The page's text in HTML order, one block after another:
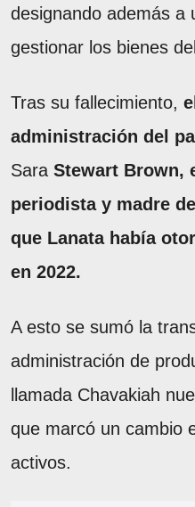
designando además a
gestionar los bienes
Tras su fallecimiento,
administración del
Sara Stewart Brown,
periodista y madre
que Lanata había
en 2022.
A esto se sumó la
administración de
llamada Chavakiah
que marcó un cambio
activos.